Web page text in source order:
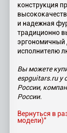
конструкция
и надежная
традиционно
эргономичный
исполнителю
Вы можете
espguitars.ru у
России,
России.
Вернуться в
модели)"